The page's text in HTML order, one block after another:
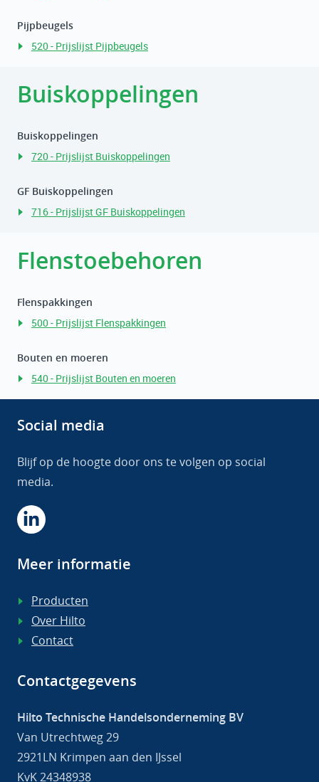
Pijpbeugels
520 - Prijslijst Pijpbeugels
Buiskoppelingen
Buiskoppelingen
720 - Prijslijst Buiskoppelingen
GF Buiskoppelingen
716 - Prijslijst GF Buiskoppelingen
Flenstoebehoren
Flenspakkingen
500 - Prijslijst Flenspakkingen
Bouten en moeren
540 - Prijslijst Bouten en moeren
Social media
Blijf op de hoogte door ons te volgen op social
media.
Meer informatie
Producten
Over Hilto
Contact
Contactgegevens
Hilto Technische Handelsonderneming BV
Van Utrechtweg 29
2921LN Krimpen aan den IJssel
KvK 24348938